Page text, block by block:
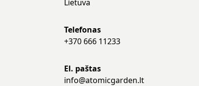
Lietuva
Telefonas
+370 666 11233
El. paštas
info@atomicgarden.lt